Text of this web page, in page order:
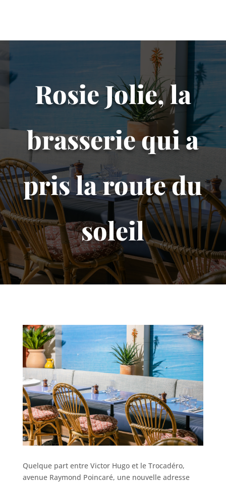
Rosie Jolie, la
brasserie qui a
pris la route du
soleil
Quelque part entre Victor Hugo et le Trocadéro,
avenue Raymond Poincaré, une nouvelle adresse